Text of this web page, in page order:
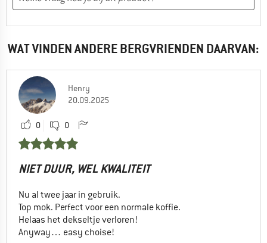
WAT VINDEN ANDERE BERGVRIENDEN DAARVAN:
Henry
20.09.2025
0 0
NIET DUUR, WEL KWALITEIT
Nu al twee jaar in gebruik.
Top mok. Perfect voor een normale koffie.
Helaas het dekseltje verloren!
Anyway… easy choise!